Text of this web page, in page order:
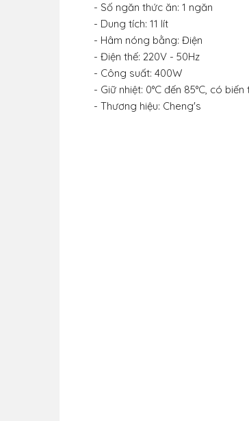
- Số ngăn thức ăn: 1 ngăn
- Dung tích: 11 lít
- Hâm nóng bằng: Điện
- Điện thế: 220V - 50Hz
- Công suất: 400W
- Giữ nhiệt: 0°C đến 85°C, có
- Thương hiệu: Cheng's